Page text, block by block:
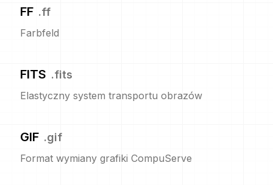
FF .ff
Farbfeld
FITS .fits
Elastyczny system transportu obrazów
GIF .gif
Format wymiany grafiki CompuServe